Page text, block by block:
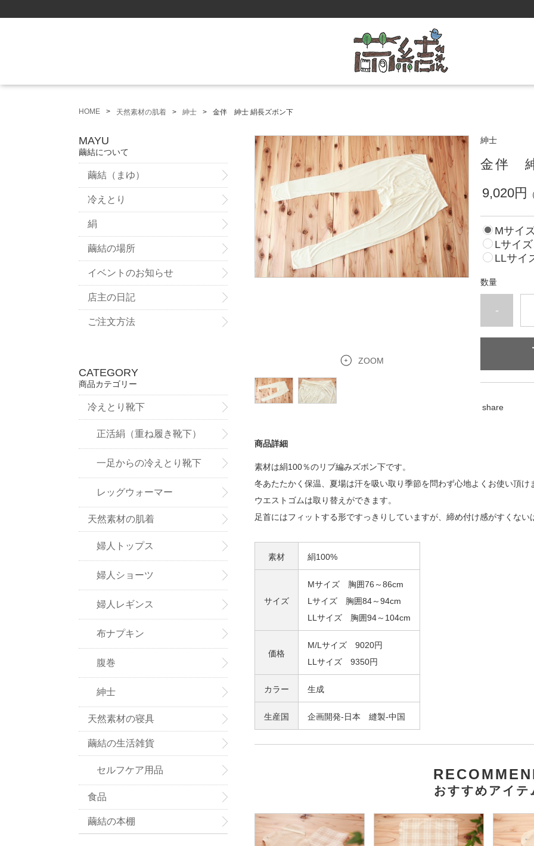
HOME 天然素材の肌着 紳士 金伴 紳士 絹長ズボン下
ZOOM
紳士
金伴
9,020円
Mサイ
Lサイズ
LLサイ
数量
-
share
商品詳細
素材は絹100％のリブ編みズボン下です。
冬あたたかく保温、夏場は汗を吸い取り季節を問わず心地よくお使い頂け
ウエストゴムは取り替えができます。
足首にはフィットする形ですっきりしていますが、締め付け感がすくない
素材 絹100%
サイズ
Mサイズ 胸囲76～86cm
Lサイズ 胸囲84～94cm
LLサイズ 胸囲94～104cm
価格
M/Lサイズ 9020円
LLサイズ 9350円
カラー 生成
生産国 企画開発-日本 縫製-中国
おすすめアイテ
MAYU
繭結について
繭結（まゆ）
冷えとり
絹
繭結の場所
イベントのお知らせ
店主の日記
ご注文方法
CATEGORY
商品カテゴリー
冷えとり靴下
正活絹（重ね履き靴下）
一足からの冷えとり靴下
レッグウォーマー
天然素材の肌着
婦人トップス
婦人ショーツ
婦人レギンス
布ナプキン
腹巻
紳士
天然素材の寝具
繭結の生活雑貨
セルフケア用品
食品
繭結の本棚